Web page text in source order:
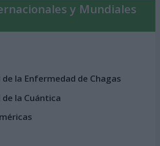
y Mundiales
la Enfermedad de Chagas
la Cuántica